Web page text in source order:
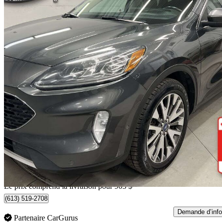
2020 Ford Escape Hybrid
Titanium AWD 105 876 km
21 535 $ Affaire
378 $/mois env.
Livraison à domicile de Ottawa, ON
Le prix comprend la livraison pour 903 $
(613) 519-2708
Partenaire CarGurus
Demande d’info